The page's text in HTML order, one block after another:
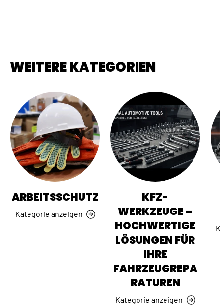
WEITERE KATEGORIEN
ARBEITSSCHUTZ
Kategorie anzeigen
KFZ-
WERKZEUGE –
HOCHWERTIGE
LÖSUNGEN FÜR
IHRE
FAHRZEUGREPA
RATUREN
Kategorie anzeigen